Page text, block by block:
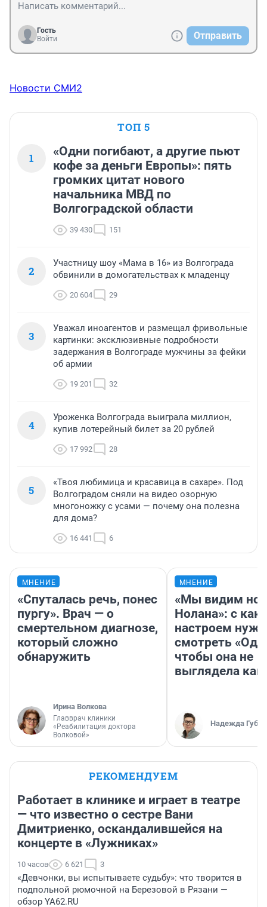
Гость
Войти
Отправить
Новости СМИ2
ТОП 5
1
«Одни погибают, а другие пьют
кофе за деньги Европы»: пять
громких цитат нового
начальника МВД по
Волгоградской области
39 430 151
2
Участницу шоу «Мама в 16» из Волгограда
обвинили в домогательствах к младенцу
20 604 29
3
Уважал иноагентов и размещал фривольные
картинки: эксклюзивные подробности
задержания в Волгограде мужчины за фейки
об армии
19 201 32
4
Уроженка Волгограда выиграла миллион,
купив лотерейный билет за 20 рублей
17 992 28
5
«Твоя любимица и красавица в сахаре». Под
Волгоградом сняли на видео озорную
многоножку с усами — почему она полезна
для дома?
16 441 6
МНЕНИЕ
«Спуталась речь, понес
пургу». Врач — о
смертельном диагнозе,
который сложно
обнаружить
Ирина Волкова
Главврач клиники
«Реабилитация доктора
Волковой»
МНЕНИЕ
«Мы видим
Нолана»: с
настроем
смотреть
чтобы она не
выглядела как
Надежда
РЕКОМЕНДУЕМ
Работает в клинике и играет в театре
— что известно о сестре Вани
Дмитриенко, оскандалившейся на
концерте в «Лужниках»
10 часов 6 621 3
«Девчонки, вы испытываете судьбу»: что творится в
подпольной рюмочной на Березовой в Рязани —
обзор YA62.RU